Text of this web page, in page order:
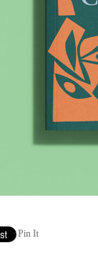
Pin It